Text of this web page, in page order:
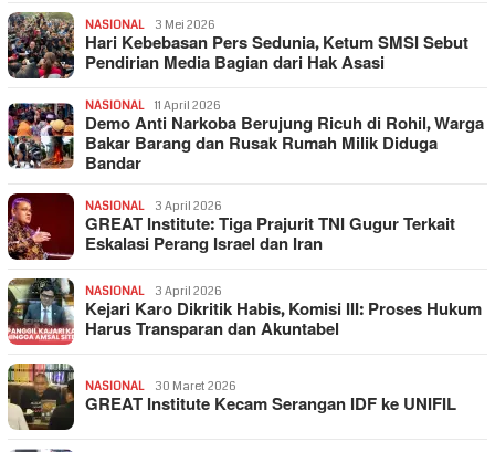
NASIONAL 3 Mei 2026
Hari Kebebasan Pers Sedunia, Ketum SMSI Sebut
Pendirian Media Bagian dari Hak Asasi
NASIONAL 11 April 2026
Demo Anti Narkoba Berujung Ricuh di Rohil, Warga
Bakar Barang dan Rusak Rumah Milik Diduga
Bandar
NASIONAL 3 April 2026
GREAT Institute: Tiga Prajurit TNI Gugur Terkait
Eskalasi Perang Israel dan Iran
NASIONAL 3 April 2026
Kejari Karo Dikritik Habis, Komisi III: Proses Hukum
Harus Transparan dan Akuntabel
NASIONAL 30 Maret 2026
GREAT Institute Kecam Serangan IDF ke UNIFIL